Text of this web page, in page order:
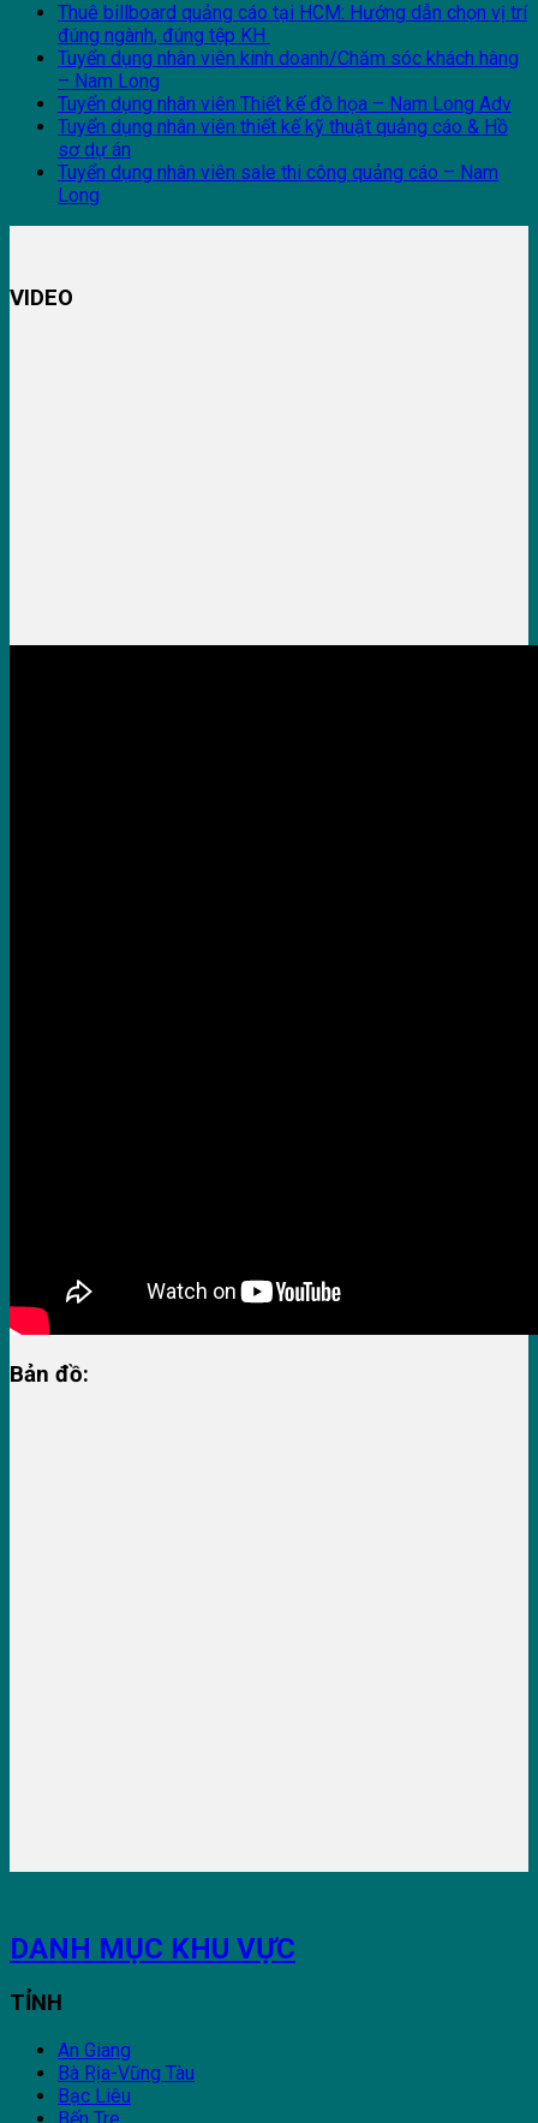
Thuê billboard quảng cáo tại HCM: Hướng dẫn chọn vị trí
đúng ngành, đúng tệp KH
Tuyển dụng nhân viên kinh doanh/Chăm sóc khách hàng
– Nam Long
Tuyển dụng nhân viên Thiết kế đồ họa – Nam Long Adv
Tuyển dụng nhân viên thiết kế kỹ thuật quảng cáo & Hồ
sơ dự án
Tuyển dụng nhân viên sale thi công quảng cáo – Nam
Long
VIDEO
Bản đồ:
DANH MỤC KHU VỰC
TỈNH
An Giang
Bà Rịa-Vũng Tàu
Bạc Liêu
Bến Tre